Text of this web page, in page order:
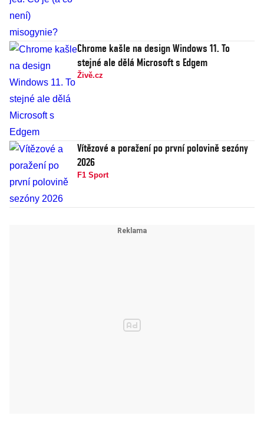
Chrome kašle na design Windows 11. To
stejné ale dělá Microsoft s Edgem
Živě.cz
Vítězové a poražení po první polovině sezóny
2026
F1 Sport